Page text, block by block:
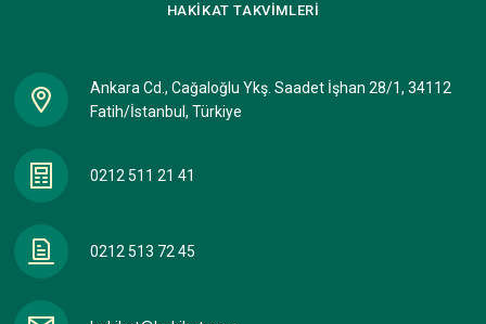
HAKİKATTAKVİMLERİ
Ankara Cd., Cağaloğlu Ykş. Saadet İşhan 28/1, 34112
Fatih/İstanbul, Türkiye
0212 511 21 41
0212 513 72 45